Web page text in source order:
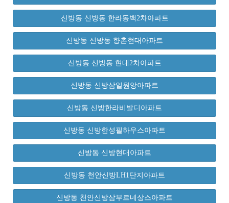
신방동 신방동 한라동백2차아파트
신방동 신방동 향촌현대아파트
신방동 신방동 현대2차아파트
신방동 신방삼일원앙아파트
신방동 신방한라비발디아파트
신방동 신방한성필하우스아파트
신방동 신방현대아파트
신방동 천안신방LH1단지아파트
신방동 천안신방삼부르네상스아파트